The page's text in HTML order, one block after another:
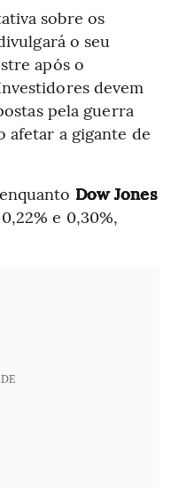
sobre os
o seu
após o
devem
pela guerra
afetar a gigante de
Dow Jones
e 0,30%,